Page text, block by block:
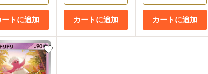
ートに追加 カートに追加 カートに追加